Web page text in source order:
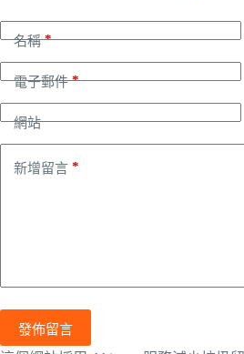
名稱*
電子郵件*
網站
新增留言 *
發佈留言